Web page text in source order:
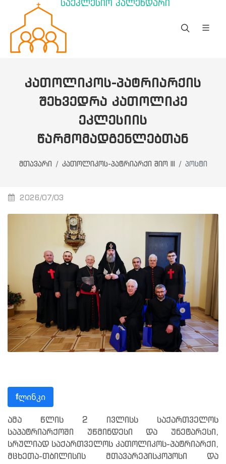
საეკლესიო კალენდარი
ᲙᲐᲗᲝᲚᲘᲙᲝᲡ-ᲞᲐᲢᲠᲘᲐᲠᲥᲘᲡ
ᲨᲔᲮᲕᲔᲓᲠᲐ ᲙᲐᲗᲝᲚᲘᲙᲔ
ᲔᲙᲚᲔᲡᲘᲘᲡ
ᲬᲐᲠᲛᲝᲛᲐᲓᲒᲔᲜᲚᲔᲑᲗᲐᲜ
მთავარი კათოლიკოს-პატრიარქი შიო III პოსტი
2026/07/03
fლინკი
ამა წლის 2 ივლისს საქართველოს
საპატრიარქოში უწმინდესი და უნეტარესი,
სრულიად საქართველოს კათოლიკოს-პატრიარქი,
მცხეთა-თბილისის მთავარეპისკოპოსი და